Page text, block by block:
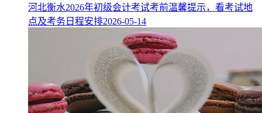
河北衡水2026年初级会计考试考前温馨提示，看考试地
点及考务日程安排2026-05-14